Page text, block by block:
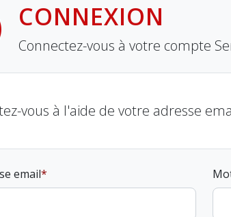
CONNEXION
Connectez-vous à votre compte
vous à l'aide de votre adresse
email